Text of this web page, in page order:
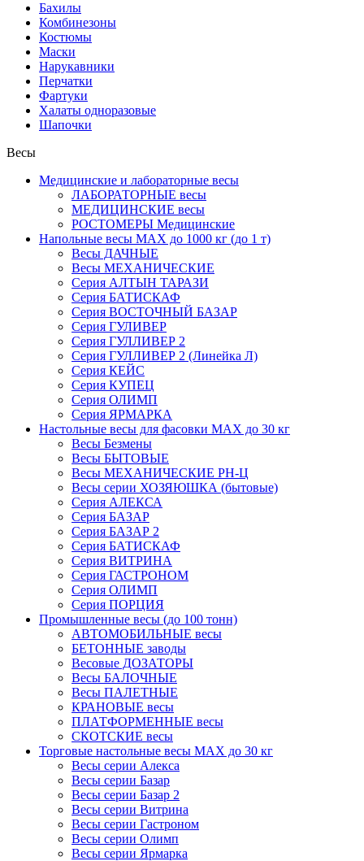
Бахилы
Комбинезоны
Костюмы
Маски
Нарукавники
Перчатки
Фартуки
Халаты одноразовые
Шапочки
Весы
Медицинские и лабораторные весы
ЛАБОРАТОРНЫЕ весы
МЕДИЦИНСКИЕ весы
РОСТОМЕРЫ Медицинские
Напольные весы MAX до 1000 кг (до 1 т)
Весы ДАЧНЫЕ
Весы МЕХАНИЧЕСКИЕ
Серия АЛТЫН ТАРАЗИ
Серия БАТИСКАФ
Серия ВОСТОЧНЫЙ БАЗАР
Серия ГУЛИВЕР
Серия ГУЛЛИВЕР 2
Серия ГУЛЛИВЕР 2 (Линейка Л)
Серия КЕЙС
Серия КУПЕЦ
Серия ОЛИМП
Серия ЯРМАРКА
Настольные весы для фасовки MAX до 30 кг
Весы Безмены
Весы БЫТОВЫЕ
Весы МЕХАНИЧЕСКИЕ РН-Ц
Весы серии ХОЗЯЮШКА (бытовые)
Серия АЛЕКСА
Серия БАЗАР
Серия БАЗАР 2
Серия БАТИСКАФ
Серия ВИТРИНА
Серия ГАСТРОНОМ
Серия ОЛИМП
Серия ПОРЦИЯ
Промышленные весы (до 100 тонн)
АВТОМОБИЛЬНЫЕ весы
БЕТОННЫЕ заводы
Весовые ДОЗАТОРЫ
Весы БАЛОЧНЫЕ
Весы ПАЛЕТНЫЕ
КРАНОВЫЕ весы
ПЛАТФОРМЕННЫЕ весы
СКОТСКИЕ весы
Торговые настольные весы MAX до 30 кг
Весы серии Алекса
Весы серии Базар
Весы серии Базар 2
Весы серии Витрина
Весы серии Гастроном
Весы серии Олимп
Весы серии Ярмарка